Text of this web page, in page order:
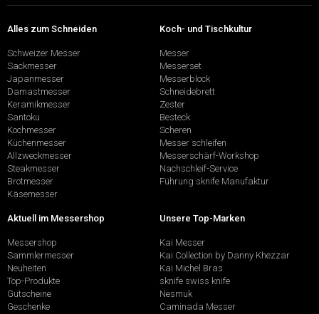
Alles zum Schneiden
Schweizer Messer
Sackmesser
Japanmesser
Damastmesser
Keramikmesser
Santoku
Kochmesser
Küchenmesser
Allzweckmesser
Steakmesser
Brotmesser
Käsemesser
Koch- und Tischkultur
Messer
Messerset
Messerblock
Schneidebrett
Zester
Besteck
Scheren
Messer schleifen
Messerschärf-Workshop
Nachschleif-Service
Führung sknife Manufaktur
Aktuell im Messershop
Messershop
Sammlermesser
Neuheiten
Top-Produkte
Gutscheine
Geschenke
Unsere Top-Marken
Kai Messer
Kai Collection by Danny Khezzar
Kai Michel Bras
sknife swiss knife
Nesmuk
Caminada Messer